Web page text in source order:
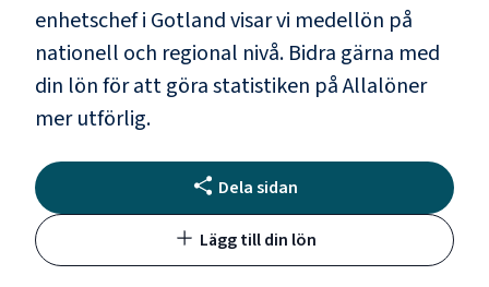
enhetschefi Gotlandvisar vi medellön på
nationell och regional nivå. Bidra gärna med
din lön för att göra statistiken på Allalöner
mer utförlig.
Dela sidan
Lägg till din lön